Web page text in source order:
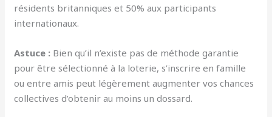
résidents britanniques et 50% aux participants
internationaux.
Astuce : Bien qu’il n’existe pas de méthode garantie
pour être sélectionné à la loterie, s’inscrire en famille
ou entre amis peut légèrement augmenter vos chances
collectives d’obtenir au moins un dossard.